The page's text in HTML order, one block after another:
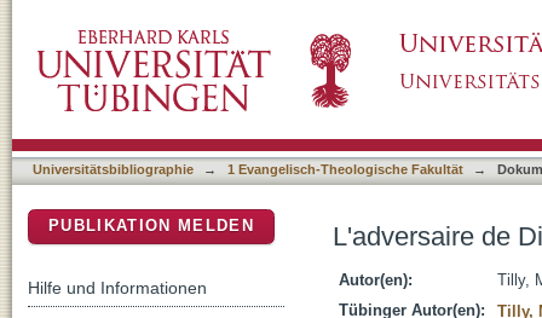
Universitätsbibliographie → 1 Evangelisch-Theologische Fakultät →
L'adversaire de
Autor(en):
Tilly,
Tübinger Autor(en):
Tilly,
PUBLIKATION MELDEN
Hilfe und Informationen